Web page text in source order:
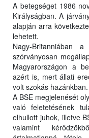
A betegséget 1986
Királyságban. A
alapján arra
lehetett.
Nagy-Britanniában
szórványosan
Magyarországon a
azért is, mert állati
volt szokás hazánkban.
A BSE megjelenését
való feletetésének
elhullott juhok, illetve
valamint